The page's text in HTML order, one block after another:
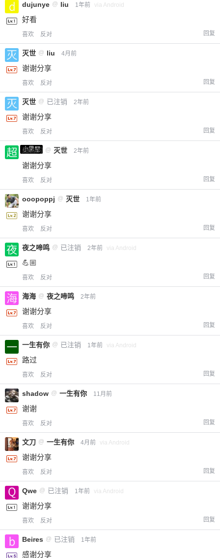
dujunye @ liu 1年前 via Android
好看
喜欢 反对 回复
灭世 @ liu 4月前
谢谢分享
喜欢 反对 回复
灭世 @ 已注销 2年前
谢谢分享
喜欢 反对 回复
小黑屋
超凶的 @ 灭世 2年前
谢谢分享
喜欢 反对 回复
ooopoppj @ 灭世 1年前
谢谢分享
喜欢 反对 回复
夜之啼鸣 @ 已注销 2年前 via Android
💪🏼
喜欢 反对 回复
海海 @ 夜之啼鸣 2年前
谢谢分享
喜欢 反对 回复
一生有你 @ 已注销 1年前 via Android
路过
喜欢 反对 回复
shadow @ 一生有你 11月前
谢谢
喜欢 反对 回复
文刀 @ 一生有你 4月前 via Android
谢谢分享
喜欢 反对 回复
Qwe @ 已注销 1年前 via Android
谢谢分享
喜欢 反对 回复
Beires @ 已注销 1年前
感谢分享